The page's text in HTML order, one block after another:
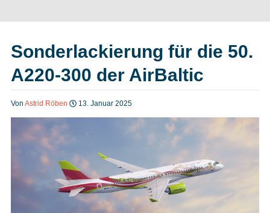
Magazin & Abo
Abo
Heft bestellen
Digitale Ausgabe
Podcast
Sonderlackierung für die 50.
A220-300 der AirBaltic
Von Astrid Röben 13. Januar 2025